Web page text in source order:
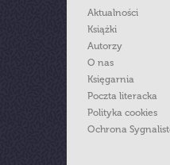
Aktualności
Książki
Autorzy
O nas
Księgarnia
Poczta literacka
Polityka cookies
Ochrona